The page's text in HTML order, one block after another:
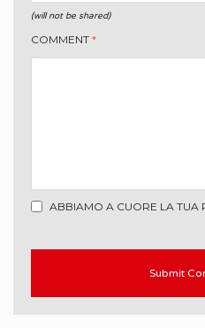
(will not be shared)
COMMENT *
ABBIAMO A CUORE LA TUA